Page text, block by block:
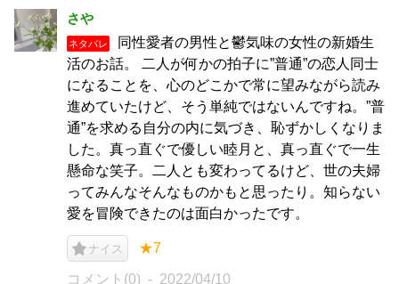
さや
ネタバレ
同性愛者の男性と鬱気味の女性の新婚生
活のお話。 二人が何かの拍子に”普通”の恋人同士
になることを、心のどこかで常に望みながら読み
進めていたけど、そう単純ではないんですね。”普
通”を求める自分の内に気づき、恥ずかしくなりま
した。真っ直ぐで優しい睦月と、真っ直ぐで一生
懸命な笑子。二人とも変わってるけど、世の夫婦
ってみんなそんなものかもと思ったり。知らない
愛を冒険できたのは面白かったです。
ナイス ★7
コメント(0) 2022/04/10